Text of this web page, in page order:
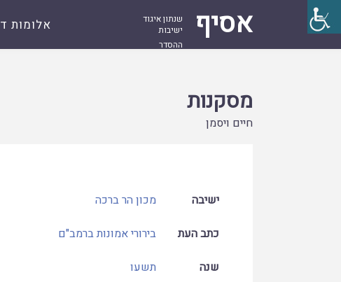
אסיף
שנתון איגוד
ישיבות
ההסדר
אלומות ד
מסקנות
חיים ויסמן
ישיבה
מכון הר ברכה
כתב העת
בירורי אמונות ברמב"ם
שנה
תשעו